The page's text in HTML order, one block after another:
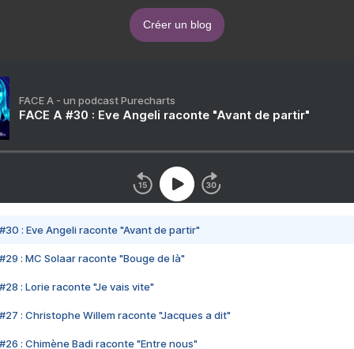
Créer un blog
FACE A - un podcast Purecharts
FACE A #30 : Eve Angeli raconte "Avant de partir"
#30 : Eve Angeli raconte "Avant de partir"
#29 : MC Solaar raconte "Bouge de là"
#28 : Lorie raconte "Je vais vite"
#27 : Christophe Willem raconte "Jacques a dit"
#26 : Chimène Badi raconte "Entre nous"